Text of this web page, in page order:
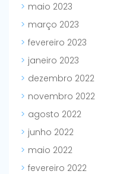
maio 2023
março 2023
fevereiro 2023
janeiro 2023
dezembro 2022
novembro 2022
agosto 2022
junho 2022
maio 2022
fevereiro 2022